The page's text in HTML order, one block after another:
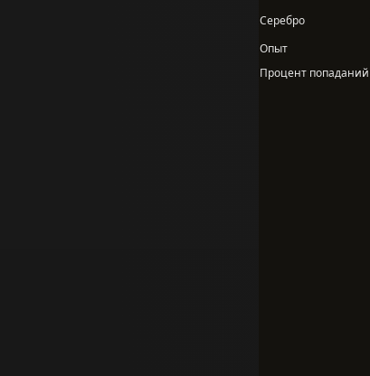
Серебро
Опыт
Процент попаданий